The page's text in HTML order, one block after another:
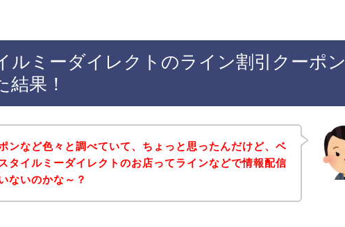
ルミーダイレクトのライン割引クーポン
結果！
ンなど色々と調べていて、ちょっと思ったんだけど、ベ
タイルミーダイレクトのお店ってラインなどで情報配信
ないのかな～？